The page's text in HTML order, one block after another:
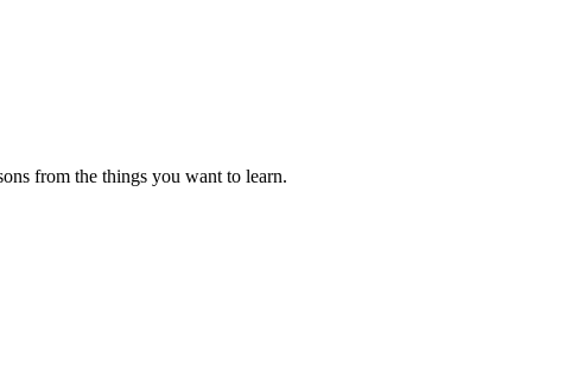
from the things you want to learn.